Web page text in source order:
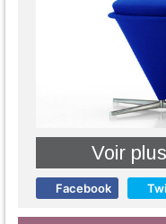
Voir
Facebook